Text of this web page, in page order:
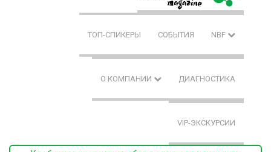
ТОП-СПИКЕРЫ СОБЫТИЯ NBF
О КОМПАНИИ ДИАГНОСТИКА
VIP-ЭКСКУРСИИ